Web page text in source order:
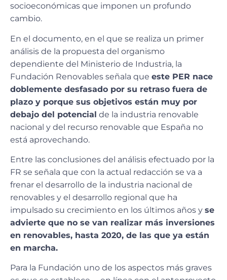
socioeconómicas que imponen un profundo
cambio.
En el documento, en el que se realiza un primer
análisis de la propuesta del organismo
dependiente del Ministerio de Industria, la
Fundación Renovables señala que este PER nace
doblemente desfasado por su retraso fuera de
plazo y porque sus objetivos están muy por
debajo del potencial de la industria renovable
nacional y del recurso renovable que España no
está aprovechando.
Entre las conclusiones del análisis efectuado por la
FR se señala que con la actual redacción se va a
frenar el desarrollo de la industria nacional de
renovables y el desarrollo regional que ha
impulsado su crecimiento en los últimos años y se
advierte que no se van realizar más inversiones
en renovables, hasta 2020, de las que ya están
en marcha.
Para la Fundación uno de los aspectos más graves